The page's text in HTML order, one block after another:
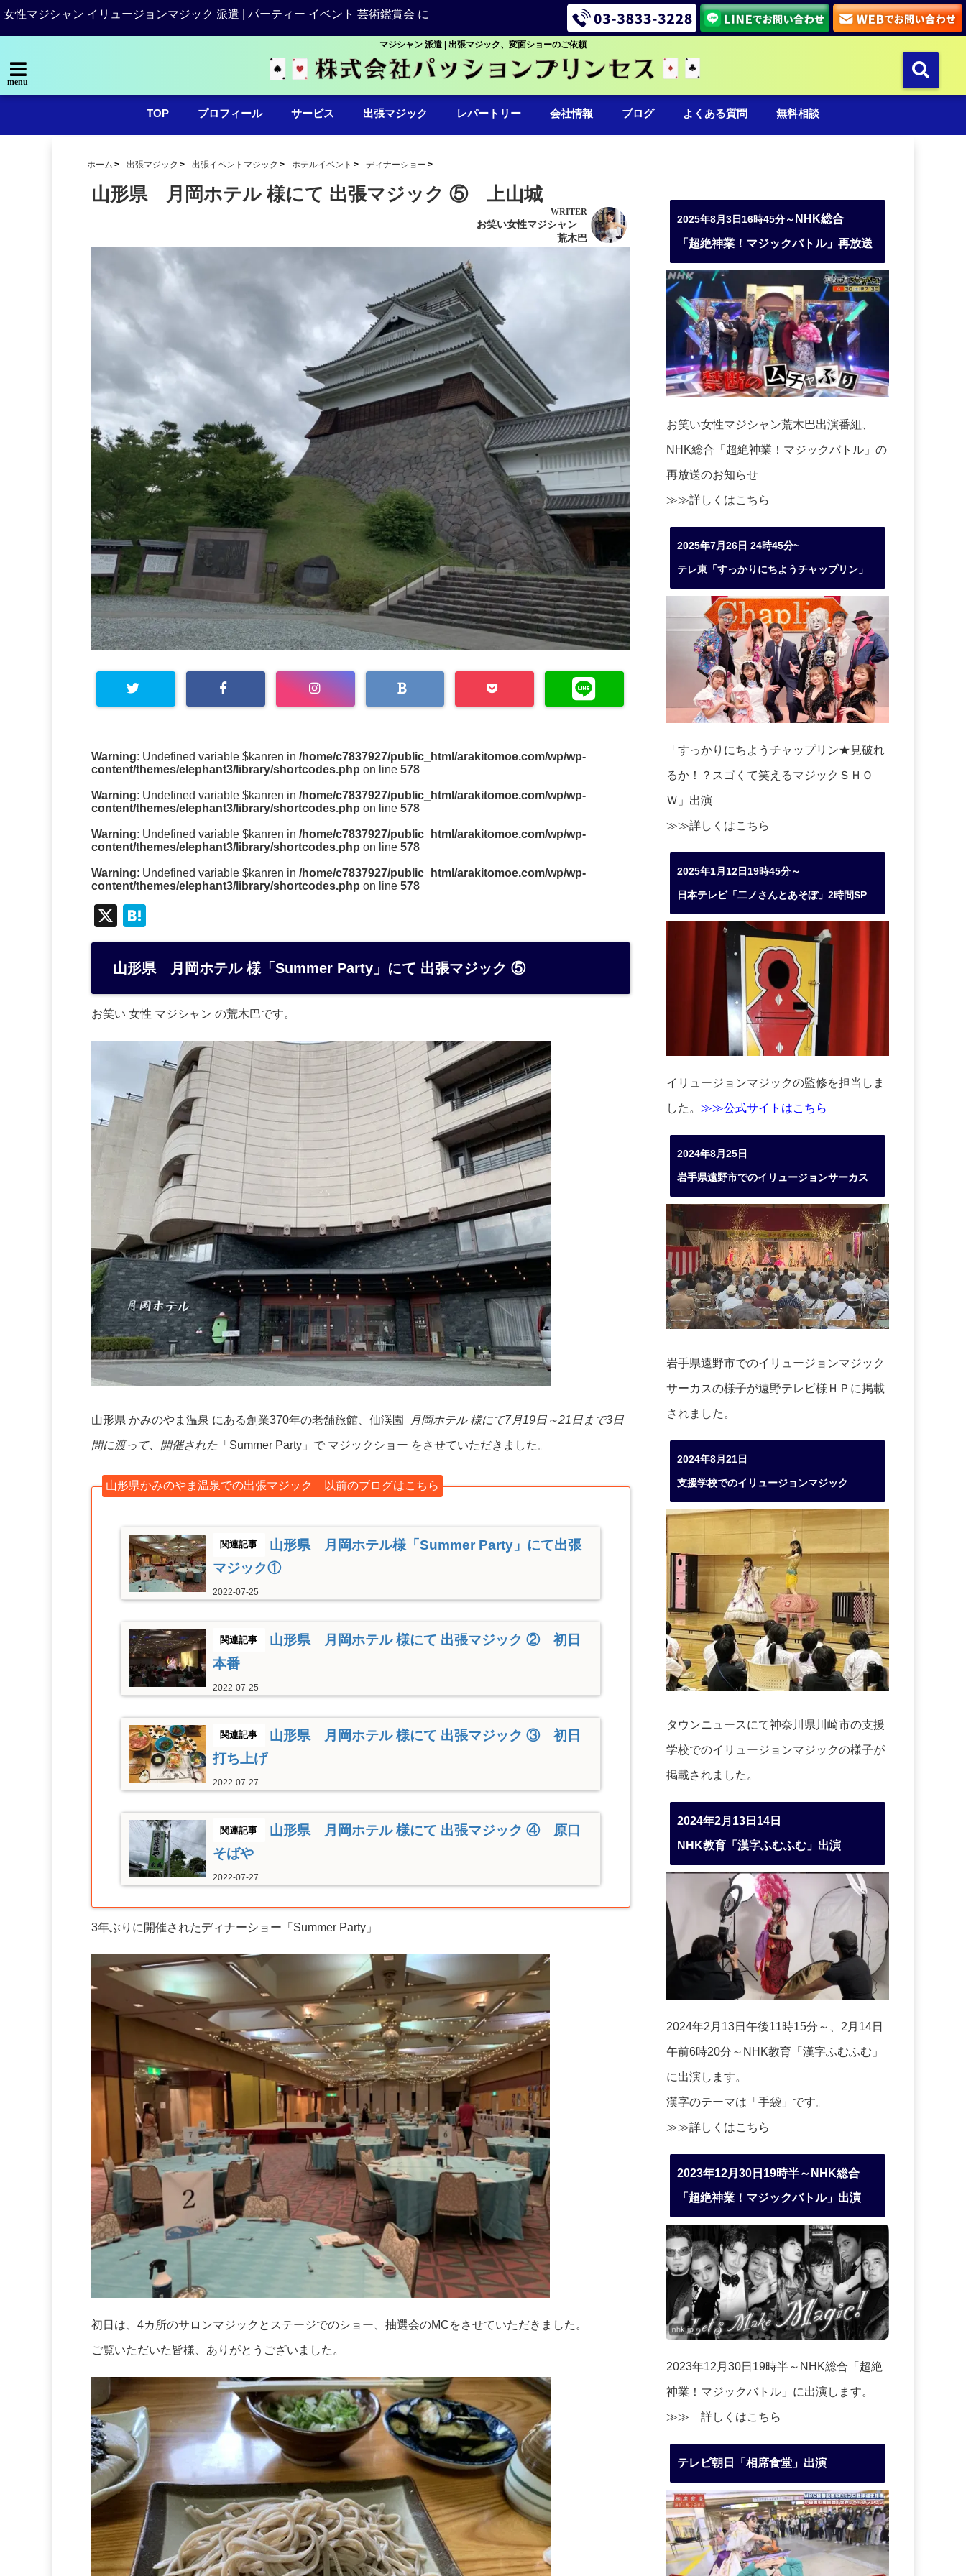
女性マジシャン イリュージョンマジック 派遣 | パーティー イベント 芸術鑑賞会 に
マジシャン 派遣 | 出張マジック、変面ショーのご依頼
menu
TOP プロフィール サービス 出張マジック レパートリー 会社情報 ブログ よくある質問 無料相談
ホーム 出張マジック 出張イベントマジック ホテルイベント ディナーショー
山形県 月岡ホテル 様にて 出張マジック ⑤ 上山城
WRITER
お笑い女性マジシャン
荒木巴
Warning: Undefined variable $kanren in /home/c7837927/public_html/arakitomoe.com/wp/wp-
content/themes/elephant3/library/shortcodes.php on line 578
Warning: Undefined variable $kanren in /home/c7837927/public_html/arakitomoe.com/wp/wp-
content/themes/elephant3/library/shortcodes.php on line 578
Warning: Undefined variable $kanren in /home/c7837927/public_html/arakitomoe.com/wp/wp-
content/themes/elephant3/library/shortcodes.php on line 578
Warning: Undefined variable $kanren in /home/c7837927/public_html/arakitomoe.com/wp/wp-
content/themes/elephant3/library/shortcodes.php on line 578
X
at
e
a
山形県 月岡ホテル 様「Summer Party」にて 出張マジック ⑤
お笑い 女性 マジシャン の荒木巴です。
山形県 かみのやま温泉 にある創業370年の老舗旅館、仙渓園 月岡ホテル 様にて7月19日～21日まで3日
間に渡って、開催された 「Summer Party」で マジックショー をさせていただきました。
山形県かみのやま温泉での出張マジック 以前のブログはこちら
山形県 月岡ホテル様「Summer Party」にて出張
マジック①
2022-07-25
山形県 月岡ホテル 様にて 出張マジック ② 初日
本番
2022-07-25
山形県 月岡ホテル 様にて 出張マジック ③ 初日
打ち上げ
2022-07-27
山形県 月岡ホテル 様にて 出張マジック ④ 原口
そばや
2022-07-27
3年ぶりに開催されたディナーショー「Summer Party」
初日は、4カ所のサロンマジックとステージでのショー、抽選会のMCをさせていただきました。
ご覧いただいた皆様、ありがとうございました。
2025年8月3日16時45分～ NHK総合
「超絶神業！マジックバトル」再放送
お笑い女性マジシャン荒木巴出演番組、
NHK総合「超絶神業！マジックバトル」の
再放送のお知らせ
≫≫詳しくはこちら
2025年7月26日 24時45分~
テレ東「すっかりにちようチャップリン」
「すっかりにちようチャップリン★見破れ
るか！？スゴくて笑えるマジックＳＨＯ
Ｗ」出演
≫≫詳しくはこちら
2025年1月12日19時45分～
日本テレビ「二ノさんとあそぼ」2時間SP
イリュージョンマジックの監修を担当しま
した。 ≫≫公式サイトはこちら
2024年8月25日
岩手県遠野市でのイリュージョンサーカス
岩手県遠野市でのイリュージョンマジック
サーカスの様子が遠野テレビ様ＨＰに掲載
されました。
2024年8月21日
支援学校でのイリュージョンマジック
タウンニュースにて神奈川県川崎市の支援
学校でのイリュージョンマジックの様子が
掲載されました。
2024年2月13日14日
NHK教育「漢字ふむふむ」出演
2024年2月13日午後11時15分～、2月14日
午前6時20分～NHK教育「漢字ふむふむ」
に出演します。
漢字のテーマは「手袋」です。
≫≫詳しくはこちら
2023年12月30日19時半～NHK総合
「超絶神業！マジックバトル」出演
2023年12月30日19時半～NHK総合「超絶
神業！マジックバトル」に出演します。
≫≫ 詳しくはこちら
テレビ朝日「相席食堂」出演